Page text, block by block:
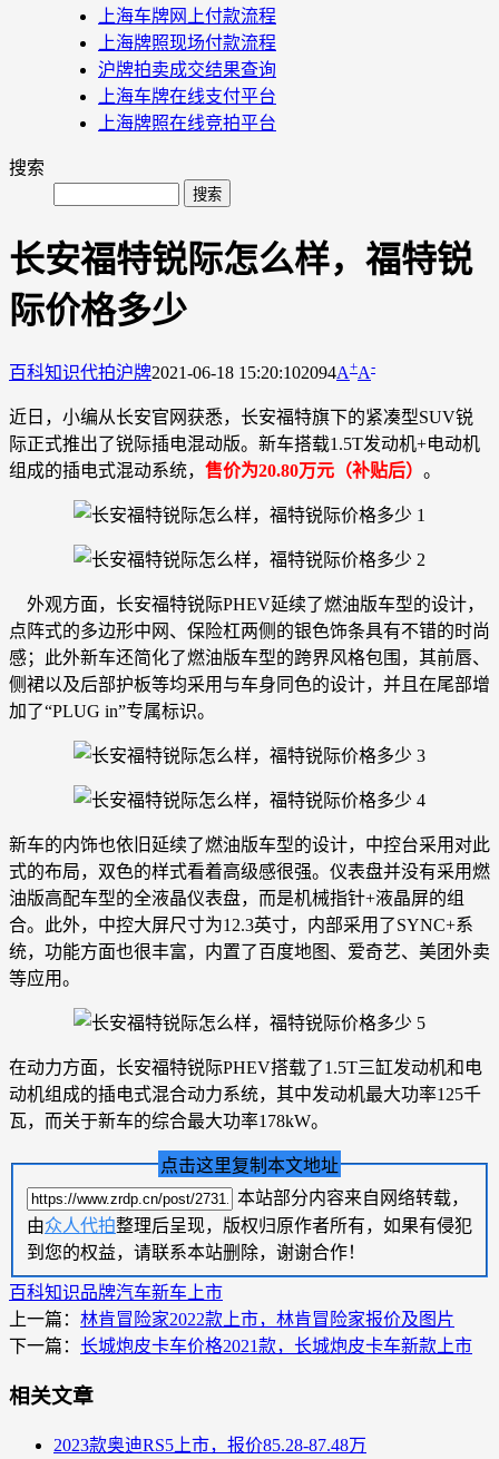
上海车牌网上付款流程
上海牌照现场付款流程
沪牌拍卖成交结果查询
上海车牌在线支付平台
上海牌照在线竞拍平台
搜索
长安福特锐际怎么样，福特锐
际价格多少
百科知识代拍沪牌2021-06-18 15:20:102094A+A-
近日，小编从长安官网获悉，长安福特旗下的紧凑型SUV锐
际正式推出了锐际插电混动版。新车搭载1.5T发动机+电动机
组成的插电式混动系统， 售价为20.80万元（补贴后） 。
外观方面，长安福特锐际PHEV延续了燃油版车型的设计，
点阵式的多边形中网、保险杠两侧的银色饰条具有不错的时尚
感；此外新车还简化了燃油版车型的跨界风格包围，其前唇、
侧裙以及后部护板等均采用与车身同色的设计，并且在尾部增
加了“PLUG in”专属标识。
新车的内饰也依旧延续了燃油版车型的设计，中控台采用对此
式的布局，双色的样式看着高级感很强。仪表盘并没有采用燃
油版高配车型的全液晶仪表盘，而是机械指针+液晶屏的组
合。此外，中控大屏尺寸为12.3英寸，内部采用了SYNC+系
统，功能方面也很丰富，内置了百度地图、爱奇艺、美团外卖
等应用。
在动力方面，长安福特锐际PHEV搭载了1.5T三缸发动机和电
动机组成的插电式混合动力系统，其中发动机最大功率125千
瓦，而关于新车的综合最大功率178kW。
点击这里复制本文地址
本站部分内容来自网络转载，
由众人代拍整理后呈现，版权归原作者所有，如果有侵犯
到您的权益，请联系本站删除，谢谢合作！
百科知识品牌汽车新车上市
上一篇： 林肯冒险家2022款上市，林肯冒险家报价及图片
下一篇： 长城炮皮卡车价格2021款，长城炮皮卡车新款上市
相关文章
2023款奥迪RS5上市，报价85.28-87.48万